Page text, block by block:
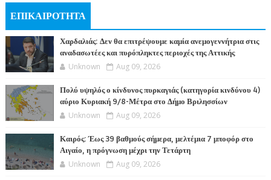
ΕΠΙΚΑΙΡΟΤΗΤΑ
Χαρδαλιάς: Δεν θα επιτρέψουμε καμία ανεμογεννήτρια στις
αναδασωτέες και πυρόπληκτες περιοχές της Αττικής
Unknown Aug 09, 2026
Πολύ υψηλός ο κίνδυνος πυρκαγιάς (κατηγορία κινδύνου 4)
αύριο Κυριακή 9/8-Μέτρα στο Δήμο Βριλησσίων
Unknown Aug 09, 2026
Καιρός: Έως 39 βαθμούς σήμερα, μελτέμια 7 μποφόρ στο
Αιγαίο, η πρόγνωση μέχρι την Τετάρτη
Unknown Aug 09, 2026